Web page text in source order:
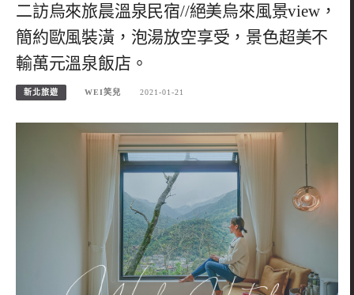
二訪烏來旅晨溫泉民宿//絕美烏來風景view，
簡約歐風裝潢，泡湯放空享受，景色超美不
輸萬元溫泉飯店。
新北旅遊 WEI笑兒 2021-01-21